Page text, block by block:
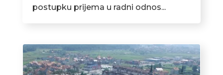
postupku prijema u radni odnos...